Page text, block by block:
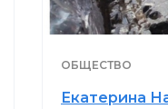
ОБЩЕСТВО
Екатерина